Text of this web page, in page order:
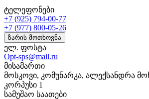
ტელეფონები
+7 (925) 794-00-77
+7 (977) 800-05-26
ზარის მოთხოვნა
ელ. ფოსტა
Opt-sps@mail.ru
მისამართი
მოსკოვი, კომუნარკა, ალექსანდრა
კორპუსი 1
სამუშაო საათები